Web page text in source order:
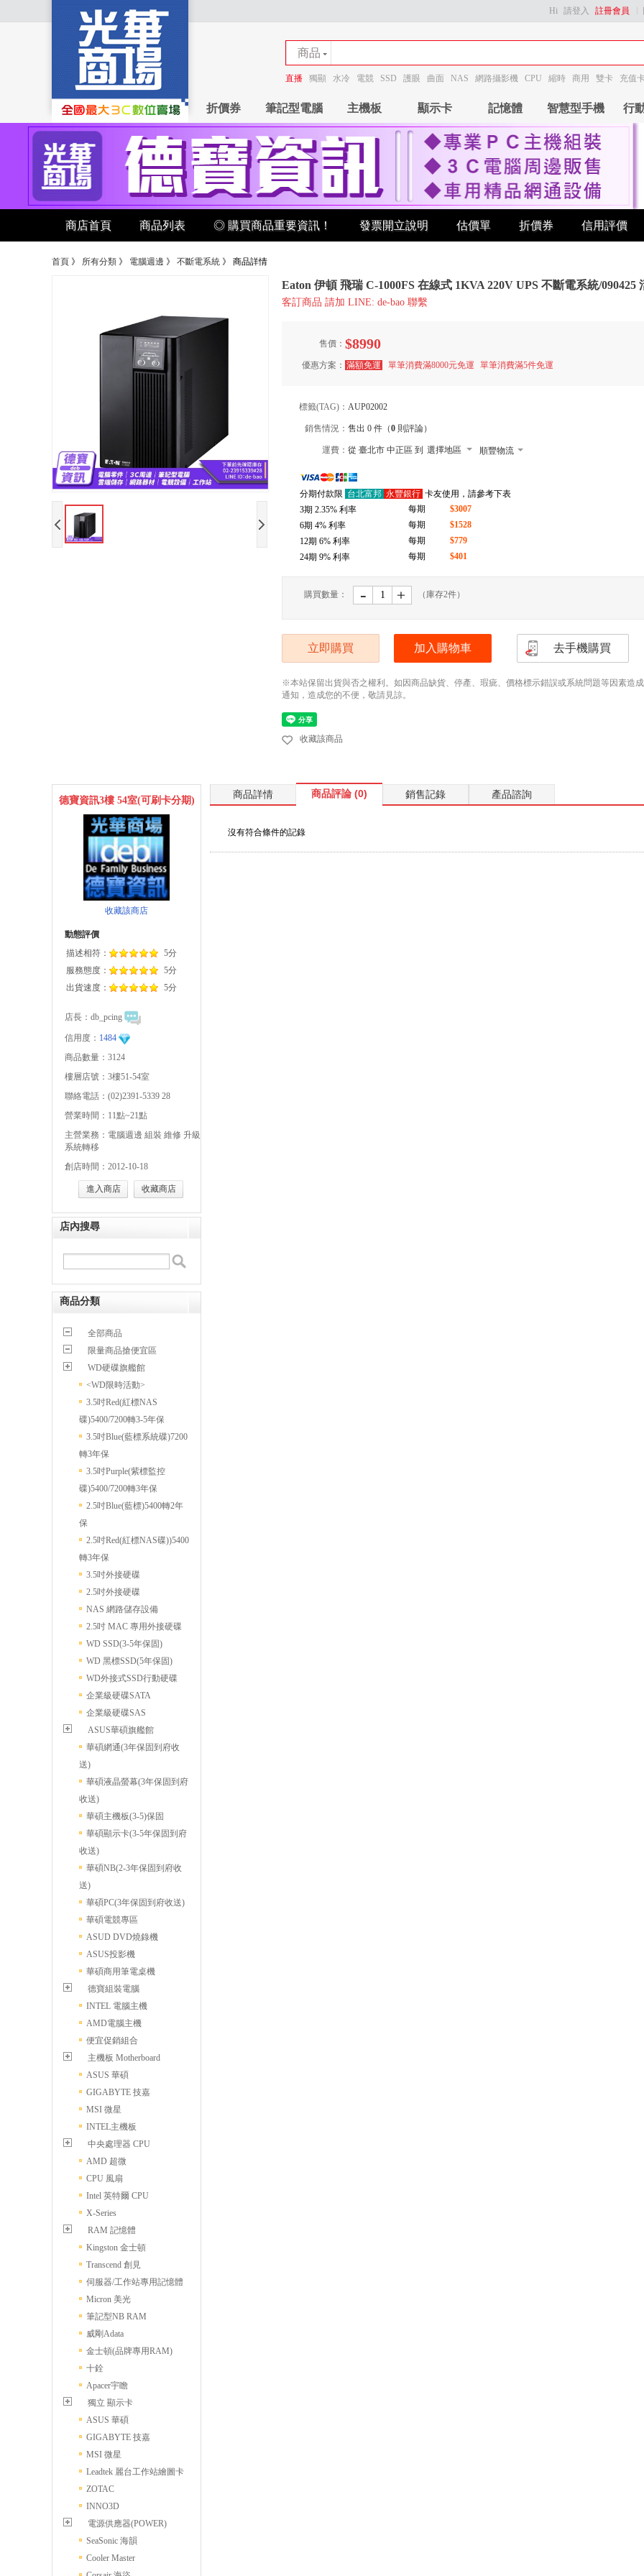
Hi 請登入 註冊會員
商品
商店
直播 獨顯 水冷 電競 SSD 護眼 曲面 NAS 網路攝影機 CPU 縮時 商用 雙卡 充值
折價券 筆記型電腦 主機板 顯示卡 記憶體 智慧型手機 行
商店首頁 商品列表 ◎ 購買商品重要資訊！ 發票開立說明 估價單 折價券 信用評價
首頁 》 所有分類 》 電腦週邊 》 不斷電系統 》 商品詳情
Eaton 伊頓 飛瑞 C-1000FS 在線式 1KVA 220V UPS 不斷電系統/090425
客訂商品 請加 LINE: de-bao 聯繫
售價： $8990
優惠方案： 滿額免運 單筆消費滿8000元免運 單筆消費滿5件免運
標籤(TAG)： AUP02002
銷售情況： 售出 0 件（0 則評論）
運費： 從 臺北市 中正區 到 選擇地區 順豐物流
郵局
分期付款限 台北富邦 永豐銀行 卡友使用，請參考下表
3期 2.35% 利率 每期
$3007
6期 4% 利率 每期
$1528
12期 6% 利率 每期
$779
24期 9% 利率 每期 $401
購買數量： - ﹢ （庫存2件）
立即購買 加入購物車 去手機購買
※本站保留出貨與否之權利。如因商品缺貨、停產、瑕疵、價格標示錯誤或系統問題等因素造
通知，造成您的不便，敬請見諒。
收藏該商品
德寶資訊3樓 54室(可刷卡分期)
收藏該商店
動態評價
描述相符：
5分
服務態度：
5分
出貨速度：
5分
店長： db_pcing
信用度： 1484
商品數量：3124
樓層店號：3樓51-54室
聯絡電話：(02)2391-5339 28
營業時間：11點~21點
主營業務：電腦週邊 組裝 維修 升級
系統轉移
創店時間：2012-10-18
進入商店 收藏商店
店內搜尋
商品分類
全部商品
限量商品搶便宜區
WD硬碟旗艦館
<WD限時活動>
3.5吋Red(紅標NAS
碟)5400/7200轉3-5年保
3.5吋Blue(藍標系統碟)7200
轉3年保
3.5吋Purple(紫標監控
碟)5400/7200轉3年保
2.5吋Blue(藍標)5400轉2年
保
2.5吋Red(紅標NAS碟))5400
轉3年保
3.5吋外接硬碟
2.5吋外接硬碟
NAS 網路儲存設備
2.5吋 MAC 專用外接硬碟
WD SSD(3-5年保固)
WD 黑標SSD(5年保固)
WD外接式SSD行動硬碟
企業級硬碟SATA
企業級硬碟SAS
ASUS華碩旗艦館
華碩網通(3年保固到府收
送)
華碩液晶螢幕(3年保固到府
收送)
華碩主機板(3-5)保固
華碩顯示卡(3-5年保固到府
收送)
華碩NB(2-3年保固到府收
送)
華碩PC(3年保固到府收送)
華碩電競專區
ASUD DVD燒錄機
ASUS投影機
華碩商用筆電桌機
德寶組裝電腦
INTEL 電腦主機
AMD電腦主機
便宜促銷組合
主機板 Motherboard
ASUS 華碩
GIGABYTE 技嘉
MSI 微星
INTEL主機板
中央處理器 CPU
AMD 超微
CPU 風扇
Intel 英特爾 CPU
X-Series
RAM 記憶體
Kingston 金士頓
Transcend 創見
伺服器/工作站專用記憶體
Micron 美光
筆記型NB RAM
威剛Adata
金士頓(品牌專用RAM)
十銓
Apacer宇瞻
獨立 顯示卡
ASUS 華碩
GIGABYTE 技嘉
MSI 微星
Leadtek 麗台工作站繪圖卡
ZOTAC
INNO3D
電源供應器(POWER)
SeaSonic 海韻
Cooler Master
商品詳情 商品評論 (0) 銷售記錄 產品諮詢
沒有符合條件的記錄